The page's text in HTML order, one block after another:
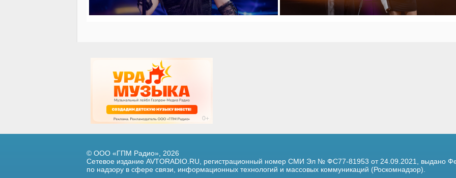
© ООО «ГПМ Радио», 2026
Сетевое издание AVTORADIO.RU, регистрационный номер СМИ Эл № ФС77-81953 от 24.09.2021,
выдано
по надзору в сфере связи,
информационных технологий и массовых коммуникаций (Роскомнадзор).